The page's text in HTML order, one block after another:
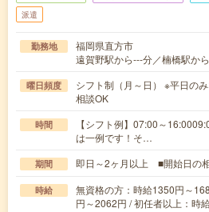
派遣
勤務地
福岡県直方市
遠賀野駅から---分／楠橋駅か
曜日頻度
シフト制（月～日） ※平日の
相談OK
時間
【シフト例】07:00～
は一例です！そ…
期間 即日～2ヶ月以上 ■開始日の
時給
無資格の方：時給1350円～
円～2062円 / 初任者以上：時